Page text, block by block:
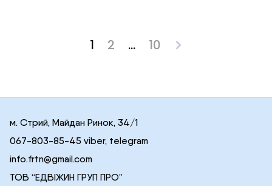
Posts
1 2 … 10
м. Стрий, Майдан Ринок, 34/1
067-803-85-45 viber, telegram
info.frtn@gmail.com
ТОВ “ЕДВІЖИН ГРУП ПРО”